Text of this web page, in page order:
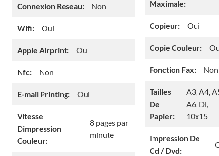
Connexion Reseau: Non
Wifi: Oui
Apple Airprint: Oui
Nfc: Non
E-mail Printing: Oui
Vitesse
Dimpression
Couleur:
8 pages par
minute
Maximale:
Copieur: Oui
Copie Couleur:
Fonction Fax: Non
Tailles
De
Papier:
A3, A4,
A6, Dl,
10x15
Impression De
Cd / Dvd: